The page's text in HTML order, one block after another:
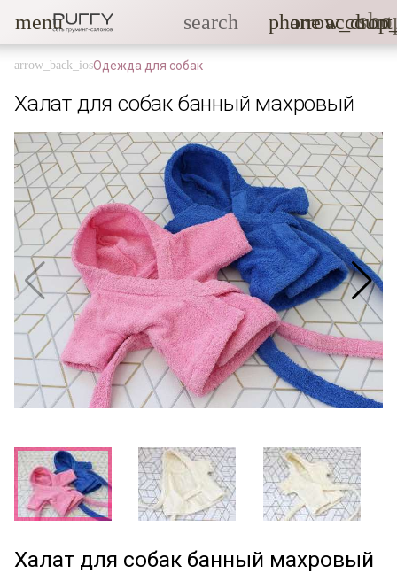
menu search phone
Одежда для собак
Халат для собак банный махровый
Халат для собак банный махровый